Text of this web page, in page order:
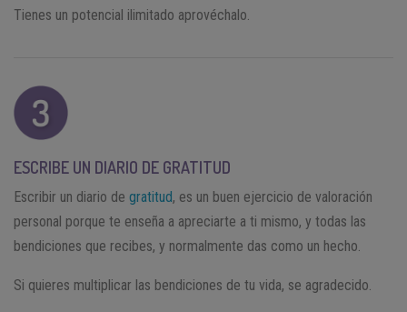
Tienes un potencial ilimitado aprovéchalo.
ESCRIBE UN DIARIO DE GRATITUD
Escribir un diario de gratitud, es un buen ejercicio de valoración
personal porque te enseña a apreciarte a ti mismo, y todas las
bendiciones que recibes, y normalmente das como un hecho.
Si quieres multiplicar las bendiciones de tu vida, se agradecido.